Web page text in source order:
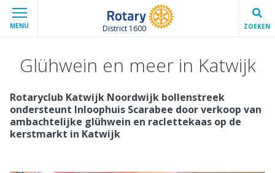
MENU District 1600 ZOEKEN
Glühwein en meer in Katwijk
Rotaryclub Katwijk Noordwijk bollenstreek
ondersteunt Inloophuis Scarabee door verkoop van
ambachtelijke glühwein en raclettekaas op de
kerstmarkt in Katwijk